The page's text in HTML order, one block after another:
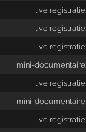
live registratie:
live registratie:
live registratie:
mini-documentaire:
live registratie:
mini-documentaire:
live registratie: